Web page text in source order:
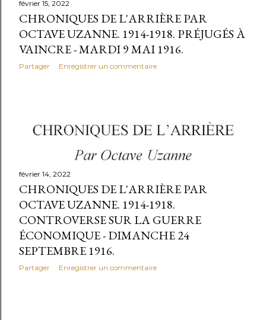
février 15, 2022
CHRONIQUES DE L'ARRIÈRE PAR
OCTAVE UZANNE. 1914-1918. PRÉJUGÉS À
VAINCRE - MARDI 9 MAI 1916.
Partager Enregistrer un commentaire
février 14, 2022
CHRONIQUES DE L'ARRIÈRE PAR
OCTAVE UZANNE. 1914-1918.
CONTROVERSE SUR LA GUERRE
ÉCONOMIQUE - DIMANCHE 24
SEPTEMBRE 1916.
Partager Enregistrer un commentaire